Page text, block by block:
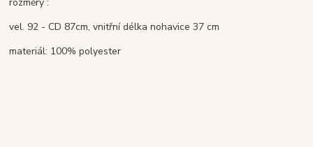
vel. 92 - CD 87cm, vnitřní délka nohavice 37 cm
materiál: 100% polyester